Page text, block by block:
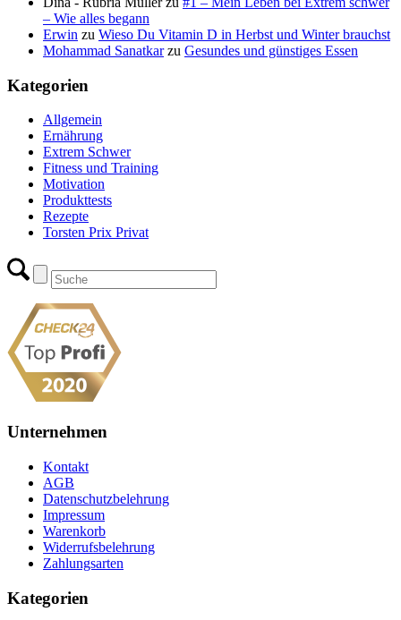
– Wie alles begann
Erwin zu Wieso Du Vitamin D in Herbst und Winter brauchst
Mohammad Sanatkarzu Gesundes und günstiges Essen
Kategorien
Allgemein
Ernährung
Extrem Schwer
Fitness und Training
Motivation
Produkttests
Rezepte
Torsten Prix Privat
Unternehmen
Kontakt
AGB
Datenschutzbelehrung
Impressum
Warenkorb
Widerrufsbelehrung
Zahlungsarten
Kategorien